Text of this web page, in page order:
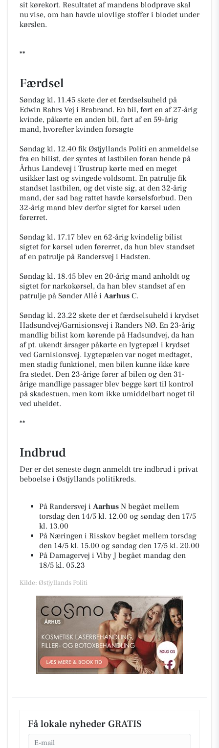
sit kørekort. Resultatet af mandens blodprøve skal
nu vise, om han havde ulovlige stoffer i blodet under
kørslen.
**
Færdsel
Søndag kl. 11.45 skete der et færdselsuheld på
Edwin Rahrs Vej i Brabrand. En bil, ført en af 27-årig
kvinde, påkørte en anden bil, ført af en 59-årig
mand, hvorefter kvinden forsøgte
Søndag kl. 12.40 fik Østjyllands Politi en anmeldelse
fra en bilist, der syntes at lastbilen foran hende på
Århus Landevej i Trustrup kørte med en meget
usikker last og svingede voldsomt. En patrulje fik
standset lastbilen, og det viste sig, at den 32-årig
mand, der sad bag rattet havde kørselsforbud. Den
32-årig mand blev derfor sigtet for kørsel uden
førerret.
Søndag kl. 17.17 blev en 62-årig kvindelig bilist
sigtet for kørsel uden førerret, da hun blev standset
af en patrulje på Randersvej i Hadsten.
Søndag kl. 18.45 blev en 20-årig mand anholdt og
sigtet for narkokørsel, da han blev standset af en
patrulje på Sønder Allé i Aarhus C.
Søndag kl. 23.22 skete der et færdselsuheld i krydset
Hadsundvej/Garnisionsvej i Randers NØ. En 23-årig
mandlig bilist kom kørende på Hadsundvej, da han
af pt. ukendt årsager påkørte en lygtepæl i krydset
ved Garnisionsvej. Lygtepælen var noget medtaget,
men stadig funktionel, men bilen kunne ikke køre
fra stedet. Den 23-årige fører af bilen og den 31-
årige mandlige passager blev begge kørt til kontrol
på skadestuen, men kom ikke umiddelbart noget til
ved uheldet.
**
Indbrud
Der er det seneste døgn anmeldt tre indbrud i privat
beboelse i Østjyllands politikreds.
På Randersvej i Aarhus N begået mellem
torsdag den 14/5 kl. 12.00 og søndag den 17/5
kl. 13.00
På Næringen i Risskov begået mellem torsdag
den 14/5 kl. 15.00 og søndag den 17/5 kl. 20.00
På Damagervej i Viby J begået mandag den
18/5 kl. 05.23
Kilde: Østjyllands Politi
Få lokale nyheder GRATIS
Email